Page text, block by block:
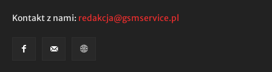
Kontakt z nami: redakcja@gsmservice.pl